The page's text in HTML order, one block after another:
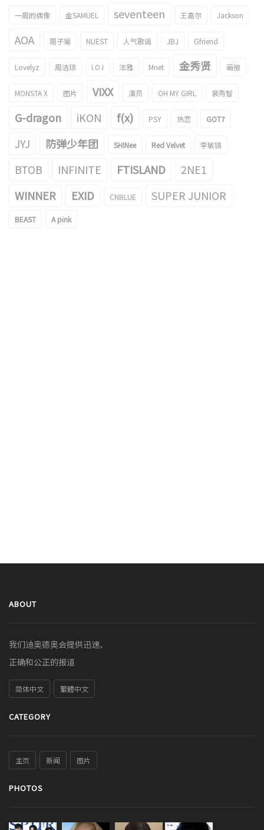
一周的偶像 金SAMUEL seventeen 王嘉尔 Jackson
AOA 周子瑜 NUEST 人气歌谣 JBJ Gfriend
Lovelyz 周洁琼 I.O.I 泫雅 Mnet 金秀贤 画报
MONSTA X 图片 VIXX 演员 OH MY GIRL 裴秀智
G-dragon iKON f(x) PSY 热恋 GOT7
JYJ 防弹少年团 SHINee Red Velvet 李敏镐
BTOB INFINITE FTISLAND
2NE1
WINNER
EXID CNBLUE SUPER JUNIOR
BEAST A pink
ABOUT
我们迪奥德奥会提供迅速、
正确和公正的报道
简体中文 繁體中文
CATEGORY
主页 新闻 图片
PHOTOS